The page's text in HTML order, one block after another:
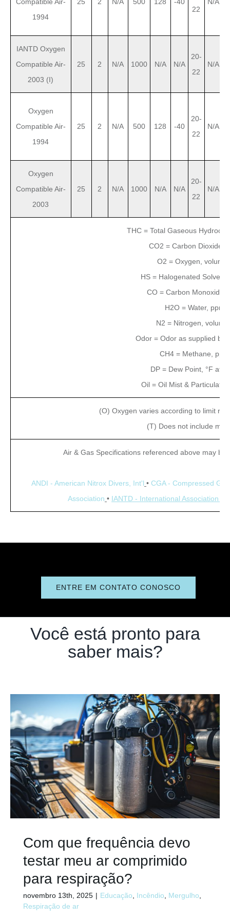
1994
22
IANTD Oxygen
Compatible Air-
2003 (I)
25 2 N/A 1000 N/A N/A
20-
22
N/A
Oxygen
Compatible Air-
1994
25 2 N/A 500 128 -40
20-
22
N/A
Oxygen
Compatible Air-
2003
25 2 N/A 1000 N/A N/A
20-
22
N/A
THC = Total Gaseous
CO2 = Carbon Dioxide,
O2 = Oxygen, volume
HS = Halogenated
CO = Carbon Monoxide,
H2O = Water, ppmv
N2 = Nitrogen,
Odor = Odor as supplied by
CH4 = Methane,
DP = Dew Point, °F at 0
Oil = Oil Mist & Particulate,
(O) Oxygen varies according to limit
(T) Does not include
Air & Gas Specifications referenced above may
ANDI - American Nitrox Divers, Int'l • CGA - Compressed
Association • IANTD - International Association
ENTRE EM CONTATO CONOSCO
Você está pronto para
saber mais?
Com que frequência devo
testar meu ar comprimido
para respiração?
novembro 13th, 2025 | Educação, Incêndio, Mergulho,
Respiração de ar